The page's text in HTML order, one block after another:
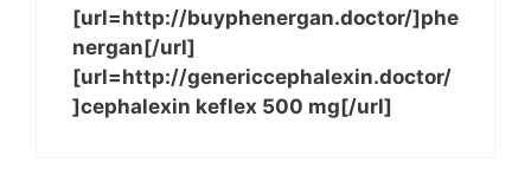
[url=http://buyphenergan.doctor/]phe
nergan[/url]
[url=http://genericcephalexin.doctor/
]cephalexin keflex 500 mg[/url]